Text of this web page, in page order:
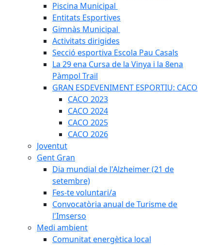
Piscina Municipal
Entitats Esportives
Gimnàs Municipal
Activitats dirigides
Secció esportiva Escola Pau Casals
La 29 ena Cursa de la Vinya i la 8ena
Pàmpol Trail
GRAN ESDEVENIMENT ESPORTIU: CACO
CACO 2023
CACO 2024
CACO 2025
CACO 2026
Joventut
Gent Gran
Dia mundial de l'Alzheimer (21 de
setembre)
Fes-te voluntari/a
Convocatòria anual de Turisme de
l'Imserso
Medi ambient
Comunitat energètica local